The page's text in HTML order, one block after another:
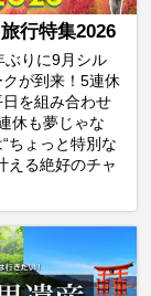
行特集2026
ぶりに9月シル
が到来！5連休
を組み合わせ
休も夢じゃな
ちょっと特別な
える絶好のチャ